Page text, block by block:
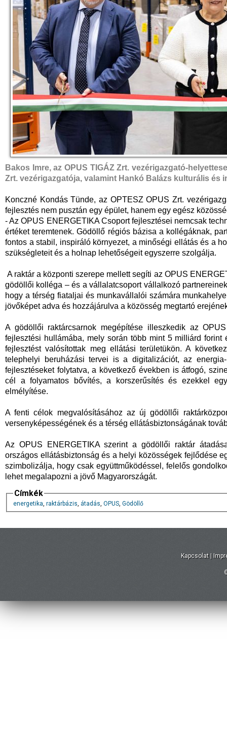
Bakos Imre, az OPUS TIGÁZ Zrt. vezérigazgató-
Zrt. vezérigazgatója, valamint Hankó Balázs kulturális és
Konczné Kondás Tünde, az OPTESZ OPUS Zrt.
fejlesztés nem pusztán egy épület, hanem egy egész
- Az OPUS ENERGETIKA Csoport fejlesztései nemcsak
értéket teremtenek. Gödöllő régiós bázisa a kollégáknak,
fontos a stabil, inspiráló környezet, a minőségi ellátás és a
szükségleteit és a holnap lehetőségeit egyszerre szolgálja.
A raktár a központi szerepe mellett segíti az OPUS
gödöllői kolléga – és a vállalatcsoport vállalkozó
hogy a térség fiataljai és munkavállalói számára
jövőképet adva és hozzájárulva a közösség megtartó
A gödöllői raktárcsarnok megépítése illeszkedik az
fejlesztési hullámába, mely során több mint 5 milliárd forint
fejlesztést valósítottak meg ellátási területükön. A
telephelyi beruházási tervei is a digitalizációt, az
fejlesztéseket folytatva, a következő években is átfogó,
cél a folyamatos bővítés, a korszerűsítés és ezekkel
elmélyítése.
A fenti célok megvalósításához az új gödöllői
versenyképességének és a térség ellátásbiztonságának
Az OPUS ENERGETIKA szerint a gödöllői raktár
országos ellátásbiztonság és a helyi közösségek fejlődése
szimbolizálja, hogy csak együttműködéssel, felelős
lehet megalapozni a jövő Magyarországát.
Címkék
energetika, raktárbázis, átadás, OPUS, Gödöllő
Kapcsolat |